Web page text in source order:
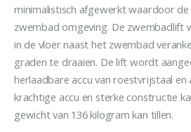
minimalistisch afgewerkt waardoor
zwembad omgeving. De zwembadlift
in de vloer naast het zwembad
graden te draaien. De lift wordt
herlaadbare accu van roestvrijstaal en
krachtige accu en sterke constructie
gewicht van 136 kilogram kan tillen.